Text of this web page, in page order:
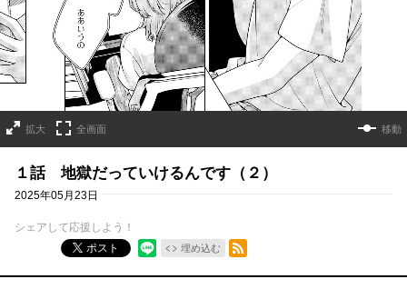
拡大 全画面 移動
１話 地獄だっていけるんです（２）
2025年05月23日
シェアして応援しよう！
ポスト
埋め込む
RSSフィード